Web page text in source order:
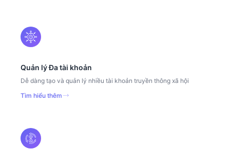
Quản lý Đa tài khoản
Dễ dàng tạo và quản lý nhiều tài khoản truyền thông xã hội
Tìm hiểu thêm